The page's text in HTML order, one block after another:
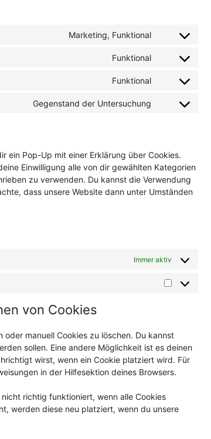
Marketing, Funktional
Consent
service
facebook
Funktional
Consent
service
wordpress
Funktional
Consent
service
Gegenstand der Untersuchung
Consent
ein Pop-Up mit einer Erklärung über Cookies.
Einwilligung alle von dir gewählten Kategorien
zu verwenden. Du kannst die Verwendung
dass unsere Website dann unter Umständen
Immer aktiv
Marketing
von Cookies
manuell Cookies zu löschen. Du kannst
sollen. Eine andere Möglichkeit ist es deinen
wirst, wenn ein Cookie platziert wird. Für
in der Hilfesektion deines Browsers.
richtig funktioniert, wenn alle Cookies
werden diese neu platziert, wenn du unsere